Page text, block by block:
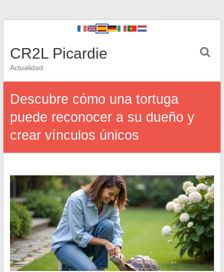
CR2L Picardie
Actualidad
Descubre cómo una tortuga
puede reconocer a su dueño y
crear vínculos únicos